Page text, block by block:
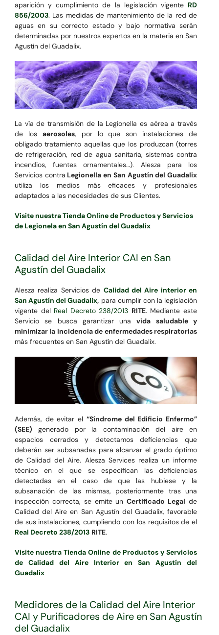
aparición y cumplimiento de la legislación vigente RD
856/2003. Las medidas de mantenimiento de la red de
aguas en su correcto estado y bajo normativa serán
determinadas por nuestros expertos en la materia en San
Agustín del Guadalix.
La vía de transmisión de la Legionella es aérea a través
de los aerosoles, por lo que son instalaciones de
obligado tratamiento aquellas que los produzcan (torres
de refrigeración, red de agua sanitaria, sistemas contra
incendios, fuentes ornamentales…). Alesza para los
Servicios contra Legionella en San Agustín del Guadalix
utiliza los medios más eficaces y profesionales
adaptados a las necesidades de sus Clientes.
Visite nuestra Tienda Online de Productos y Servicios
de Legionela en San Agustín del Guadalix
Calidad del Aire Interior CAI en San
Agustín del Guadalix
Alesza realiza Servicios de Calidad del Aire interior en
San Agustín del Guadalix, para cumplir con la legislación
vigente del Real Decreto 238/2013 RITE. Mediante este
Servicio se busca garantizar unavida saludable y
minimizar la incidencia de enfermedades respiratorias
más frecuentes en San Agustín del Guadalix.
Además, de evitar el “Síndrome del Edificio Enfermo”
(SEE) generado por la contaminación del aire en
espacios cerrados y detectamos deficiencias que
deberán ser subsanadas para alcanzar el grado óptimo
de Calidad del Aire. Alesza Services realiza un informe
técnico en el que se especifican las deficiencias
detectadas en el caso de que las hubiese y la
subsanación de las mismas, posteriormente tras una
inspección correcta, se emite unCertificado Legal de
Calidad del Aire en San Agustín del Guadalix, favorable
de sus instalaciones, cumpliendo con los requisitos de el
Real Decreto 238/2013 RITE.
Visite nuestra Tienda Online de Productos y Servicios
de Calidad del Aire Interior en San Agustín del
Guadalix
Medidores de la Calidad del Aire Interior
CAI y Purificadores de Aire en San Agustín
del Guadalix